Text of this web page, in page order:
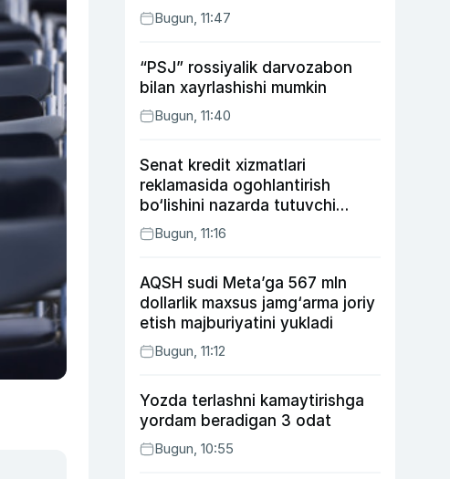
tartibini taklif qildi
Bugun, 11:47
“PSJ” rossiyalik darvozabon
bilan xayrlashishi mumkin
Bugun, 11:40
Senat kredit xizmatlari
reklamasida ogohlantirish
bo‘lishini nazarda tutuvchi
qonunni ma’qulladi
Bugun, 11:16
AQSH sudi Meta’ga 567 mln
dollarlik maxsus jamg‘arma joriy
etish majburiyatini yukladi
Bugun, 11:12
Yozda terlashni kamaytirishga
yordam beradigan 3 odat
Bugun, 10:55